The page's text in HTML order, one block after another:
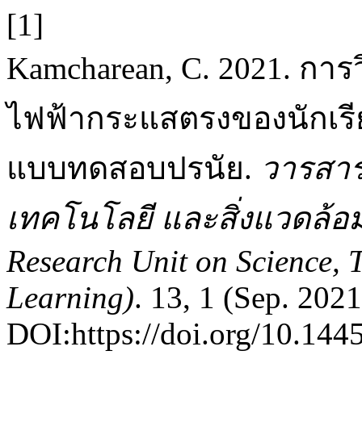
[1]
Kamcharean, C. 2021. ก
ไฟฟ้ากระแสตรงของนัก
แบบทดสอบปรนัย. วารส
เทคโนโลยี และสิ่งแวดล้อ
Research Unit on Science,
Learning). 13, 1 (Sep.
DOI:https://doi.org/